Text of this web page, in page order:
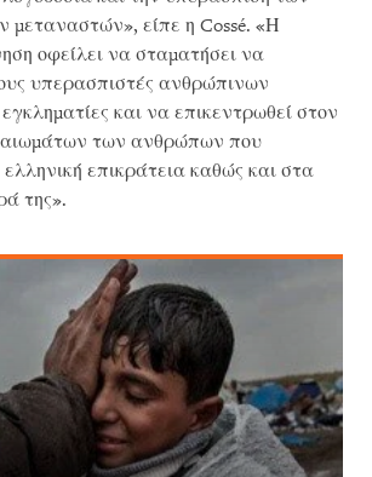
μεταναστών», είπε η Cossé. «Η
οφείλει να σταματήσει να
υπερασπιστές ανθρώπινων
και να επικεντρωθεί στον
των ανθρώπων που
επικράτεια καθώς και στα
της».